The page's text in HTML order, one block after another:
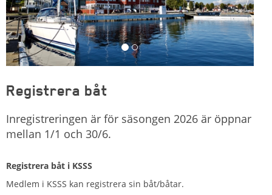
Registrera båt
Inregistreringen är för säsongen 2026 är öppnar
mellan 1/1 och 30/6.
Registrera båt i KSSS
Medlem i KSSS kan registrera sin båt/båtar.